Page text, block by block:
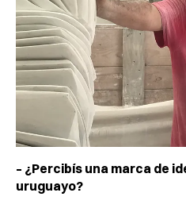
– ¿Percibís una marca de
uruguayo?